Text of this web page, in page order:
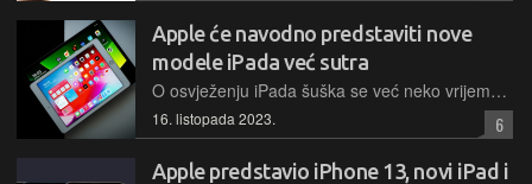
Apple će navodno predstaviti nove
modele iPada već sutra
O osvježenju iPada šuška se već neko vrijeme, a sada se pak tvrdi da će oni ugledati svjetlo dana već sutra
16. listopada 2023. 6
Apple predstavio iPhone 13, novi iPad i